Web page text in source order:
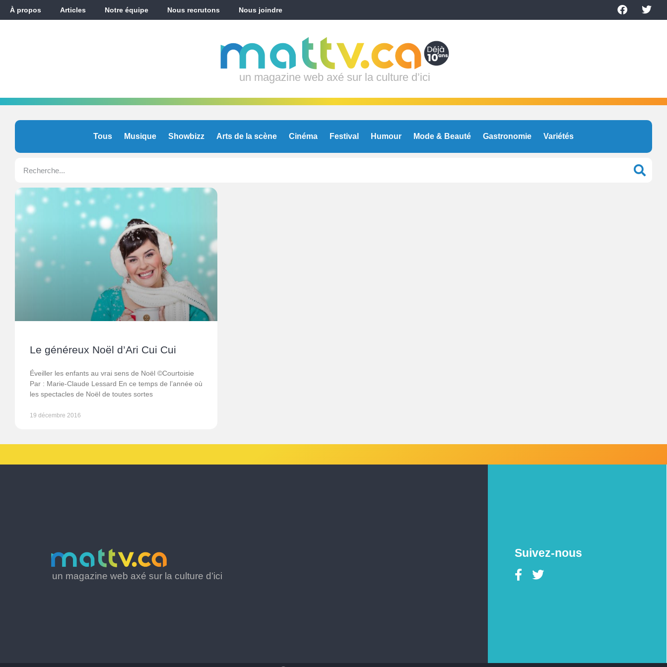
À propos Articles Notre équipe Nous recrutons Nous joindre
un magazine web axé sur la culture d’ici
Tous Musique Showbizz Arts de la scène Cinéma Festival Humour Mode & Beauté Gastronomie Variétés
Le généreux Noël d’Ari Cui Cui
Éveiller les enfants au vrai sens de Noël ©Courtoisie
Par : Marie-Claude Lessard En ce temps de l’année où
les spectacles de Noël de toutes sortes
19 décembre 2016
un magazine web axé sur la culture d’ici
Suivez-nous